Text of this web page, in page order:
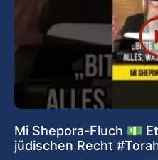
Mi Shepora-Fluch 💵
jüdischen Recht